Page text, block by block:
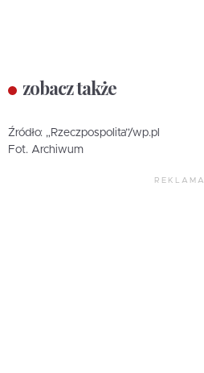
zobacz także
Źródło: „Rzeczpospolita”/wp.pl
Fot. Archiwum
REKLAMA